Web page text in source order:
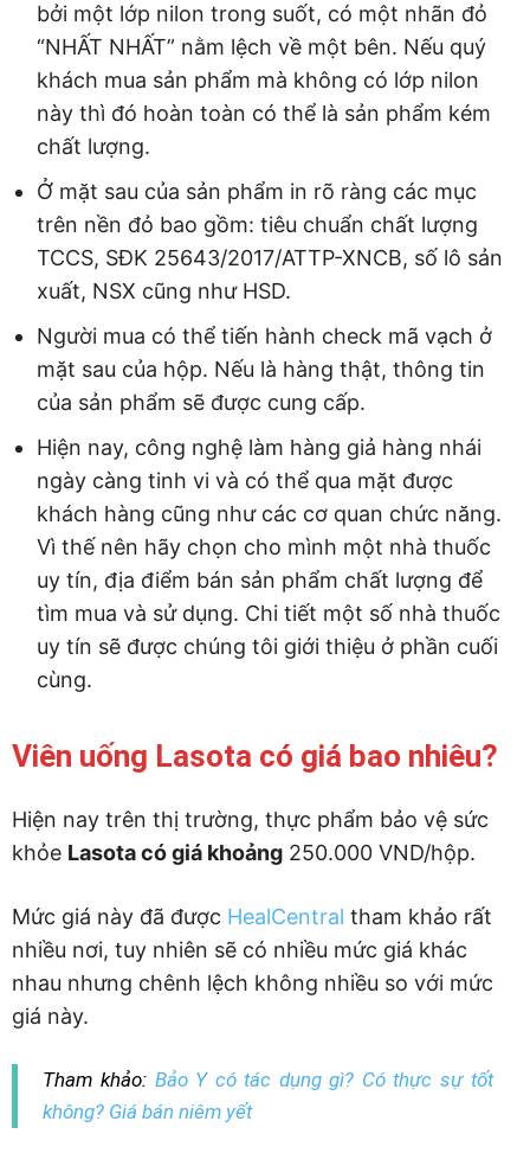
bởi một lớp nilon trong suốt, có một nhãn đỏ
“NHẤT NHẤT” nằm lệch về một bên. Nếu quý
khách mua sản phẩm mà không có lớp nilon
này thì đó hoàn toàn có thể là sản phẩm kém
chất lượng.
Ở mặt sau của sản phẩm in rõ ràng các mục
trên nền đỏ bao gồm: tiêu chuẩn chất lượng
TCCS, SĐK 25643/2017/ATTP-XNCB, số lô sản
xuất, NSX cũng như HSD.
Người mua có thể tiến hành check mã vạch ở
mặt sau của hộp. Nếu là hàng thật, thông tin
của sản phẩm sẽ được cung cấp.
Hiện nay, công nghệ làm hàng giả hàng nhái
ngày càng tinh vi và có thể qua mặt được
khách hàng cũng như các cơ quan chức năng.
Vì thế nên hãy chọn cho mình một nhà thuốc
uy tín, địa điểm bán sản phẩm chất lượng để
tìm mua và sử dụng. Chi tiết một số nhà thuốc
uy tín sẽ được chúng tôi giới thiệu ở phần cuối
cùng.
Viên uống Lasota có giá bao nhiêu?
Hiện nay trên thị trường, thực phẩm bảo vệ sức
khỏe Lasota có giá khoảng 250.000 VND/hộp.
Mức giá này đã được HealCentral tham khảo rất
nhiều nơi, tuy nhiên sẽ có nhiều mức giá khác
nhau nhưng chênh lệch không nhiều so với mức
giá này.
Tham khảo: Bảo Y có tác dụng gì? Có thực sự tốt
không? Giá bán niêm yết